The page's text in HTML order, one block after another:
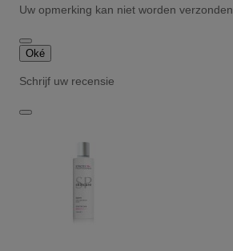
Uw opmerking kan niet worden verzonden
Oké
Schrijf uw recensie